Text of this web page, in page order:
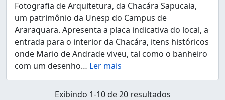
Fotografia de Arquitetura, da Chacára Sapucaia,
um patrimônio da Unesp do Campus de
Araraquara. Apresenta a placa indicativa do local, a
entrada para o interior da Chacára, itens históricos
onde Mario de Andrade viveu, tal como o banheiro
com um desenho… Ler mais
Exibindo 1-10 de 20 resultados